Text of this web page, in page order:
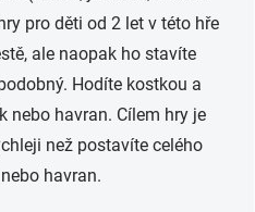
pro děti od 2 let v této hře
ale naopak ho stavíte
Hodíte kostkou a
nebo havran. Cílem hry je
než postavíte celého
havran.